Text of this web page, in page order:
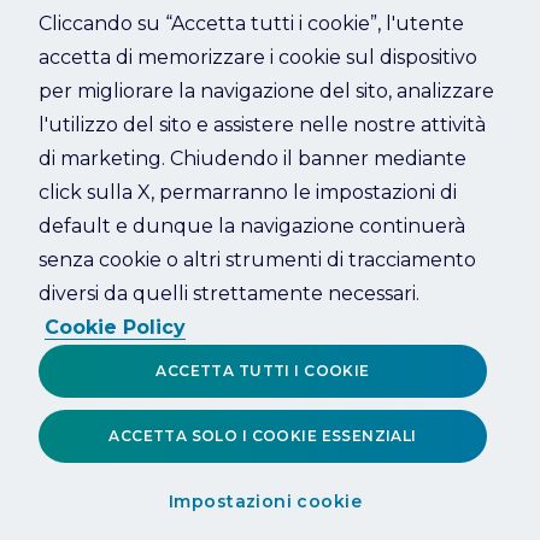
Refresh
Cliccando su “Accetta tutti i cookie”, l'utente
accetta di memorizzare i cookie sul dispositivo
per migliorare la navigazione del sito, analizzare
l'utilizzo del sito e assistere nelle nostre attività
di marketing. Chiudendo il banner mediante
click sulla X, permarranno le impostazioni di
default e dunque la navigazione continuerà
senza cookie o altri strumenti di tracciamento
diversi da quelli strettamente necessari.
Cookie Policy
Impostazioni cookie
ACCETTA SOLO I COOKIE ESSENZIALI
ACCETTA TUTTI I COOKIE